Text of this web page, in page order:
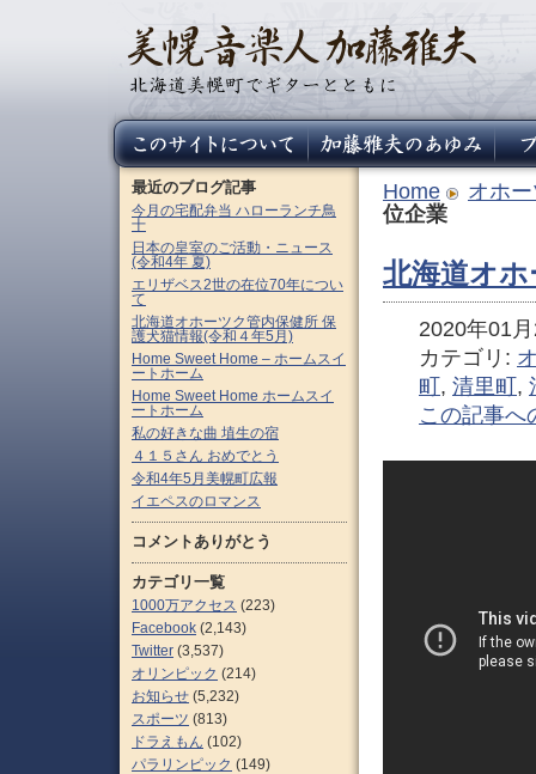
Home
オホ
位企業
北海道オ
2020年01
カテゴリ:
町 , 清里町 ,
この記事へ
最近のブログ記事
今月の宅配弁当 ハローランチ鳥
十
日本の皇室のご活動・ニュース
(令和4年 夏)
エリザベス2世の在位70年につい
て
北海道オホーツク管内保健所 保
護犬猫情報(令和４年5月)
Home Sweet Home – ホームスイ
ートホーム
Home Sweet Home ホームスイ
ートホーム
私の好きな曲 埴生の宿
４１５さん おめでとう
令和4年5月美幌町広報
イエペスのロマンス
コメントありがとう
カテゴリ一覧
1000万アクセス (223)
Facebook (2,143)
Twitter (3,537)
オリンピック (214)
お知らせ (5,232)
スポーツ (813)
ドラえもん (102)
パラリンピック (149)